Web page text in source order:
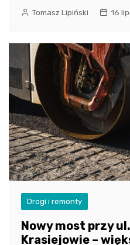
Tomasz Lipiński 16
Drogi i remonty
Nowy most przy
Krasiejowie –